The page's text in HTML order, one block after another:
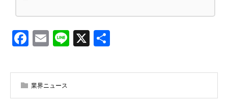
Facebook
EmailLine
X
業界ニュース